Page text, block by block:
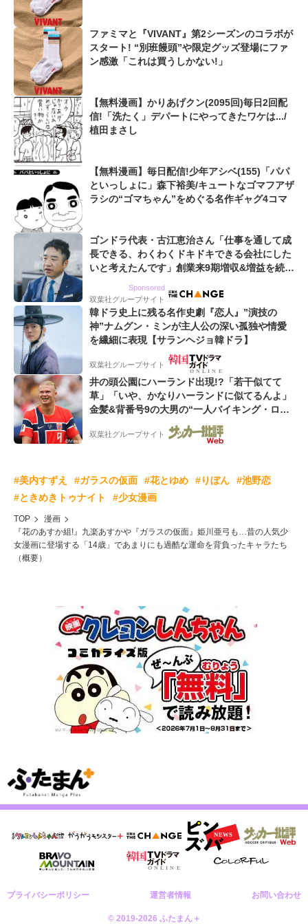
ファミマと『VIVANT』第2シーズンのコラボが
スタート! “別班饅頭”や限定グッズ登場にファ
ン感激「これは買うしかない!」
【無料漫画】かりあげクン(2095回)毎日2回配
信!「洗たく」デパートにやってきたワケは.../
植田まさし
【無料漫画】毎日配信!少年アシベ(155)「パパ
といっしょに」森下裕美/キュートなゴマフアザ
ラシの“ゴマちゃん”をめぐる名作ギャグ4コマ
ゴンドラ代表・古江恵治さん「仕事を通して成
長できる、わくわくドキドキできる会社にした
いと考えたんです」創業来9期増収&増益を続け
Sponsored
双葉社グループサイト
韓ドラ史上に残る名作史劇『恋人』”演技の
神”ナムグン・ミンが主人公の深い孤独や情愛
を繊細に表現【サランヘジョ韓ドラ】
双葉社グループサイト
井の頭公園にハーランド出現!?「若干似てて
草」「いや、かなりハーランドに似てるんよ」
金髪&背番号9の大男の“一人バイキング・ロ
ー”映像が話題!「元気をもらった」
双葉社グループサイト
#美内すずえ #ガラスの仮面 #花とゆめ #りぼん
#池野恋
#ときめきトゥナイト
#少女漫画
TOP
漫画
『花のあすか組!』九楽あすかや『ガラスの仮面』姫川亜弓も…昔の人気少
女漫画に登場する「14歳」であまりにも過酷な運命を背負ったキャラたち
（概要）
プライバシーポリシー 運営者情報 お問い合わせ
© 2019-2026 ふたまん＋